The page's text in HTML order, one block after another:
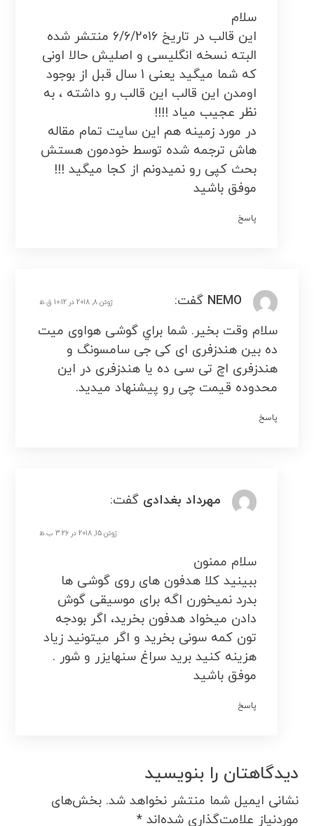
سلام
این قالب در تاریخ 6/6/2016 منتشر شده
البته نسخه انگلیسی و اصلیش حالا اونی
که شما میگید یعنی 1 سال قبل از بوجود
اومدن این قالب این قالب رو داشته ، به
نظر عجیب میاد !!!!
در مورد زمینه هم این سایت تمام مقاله
هاش ترجمه شده توسط خودمون هستش
بحث کپی رو نمیدونم از کجا میگید !!!
موفق باشید
پاسخ
NEMO گفت: ژوئن 8, 2018 در 10:12 ق.ظ
سلام وقت بخیر. شما براي گوشی هواوی میت
ده بین هندزفری ای کی جی سامسونگ و
هندزفری اچ تی سی ده یا هندزفری در این
محدوده قیمت چی رو پیشنهاد میدید.
پاسخ
مهرداد بغدادی گفت:
ژوئن 15, 2018 در 3:26 ب.ظ
سلام ممنون
ببینید کلا هدفون های روی گوشی ها
بدرد نمیخورن اگه برای موسیقی گوش
دادن میخواد هدفون بخرید، اگر بودجه
تون کمه سونی بخرید و اگر میتونید زیاد
هزینه کنید برید سراغ سنهایزر و شور .
موفق باشید
پاسخ
دیدگاهتان را بنویسید
نشانی ایمیل شما منتشر نخواهد شد. بخش‌های
موردنیاز علامت‌گذاری شده‌اند*